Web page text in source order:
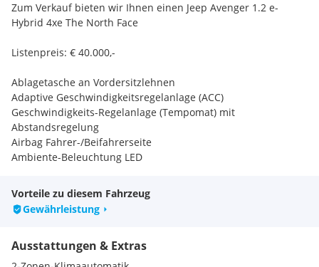
Zum Verkauf bieten wir Ihnen einen Jeep Avenger 1.2 e-
Hybrid 4xe The North Face
Listenpreis: € 40.000,-
Ablagetasche an Vordersitzlehnen
Adaptive Geschwindigkeitsregelanlage (ACC)
Geschwindigkeits-Regelanlage (Tempomat) mit
Abstandsregelung
Airbag Fahrer-/Beifahrerseite
Ambiente-Beleuchtung LED
Antriebsart: Allradantrieb
Automatische Fahrlichtschaltung / Lichtsensor
Außenspiegel elektr. anklappbar
Außenspiegel mit Abblendautomatik
Außenspiegel mit Totwinkel-Assistent
Vorteile zu diesem Fahrzeug
Gewährleistung
Ausstattungen & Extras